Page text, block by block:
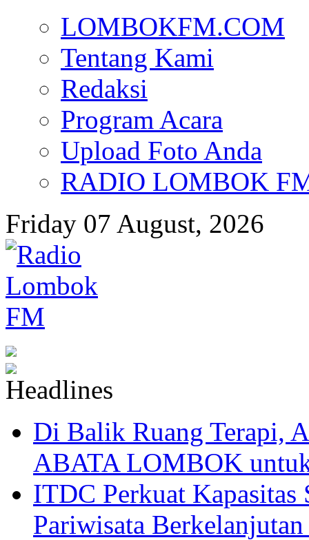
LOMBOKFM.COM
Tentang Kami
Redaksi
Program Acara
Upload Foto Anda
RADIO LOMBOK
Friday 07 August, 2026
Di Balik Ruang Terapi,
ABATA LOMBOK
ITDC Perkuat
Pariwisata